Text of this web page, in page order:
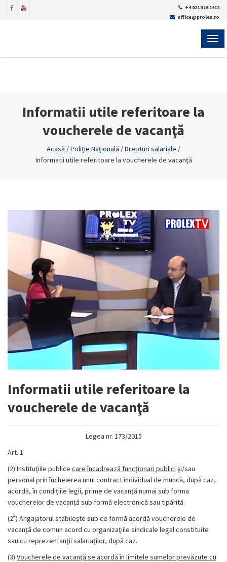
+4 021 316 1412
office@prolex.ro
Informatii utile referitoare la
voucherele de vacanţă
Acasă /Poliţie Naţională /Drepturi salariale /
Informatii utile referitoare la voucherele de vacanţă
Informatii utile referitoare la
voucherele de vacanţă
Legea nr. 173/2015
Art. 1
(2) Instituţiile publice care încadrează funcţionari publici şi/sau
personal prin încheierea unui contract individual de muncă, după caz,
acordă, în condiţiile legii, prime de vacanţă numai sub forma
voucherelor de vacanţă sub formă electronică sau tipărită.
(24) Angajatorul stabileşte sub ce formă acordă voucherele de
vacanţă de comun acord cu organizaţiile sindicale legal constituite
sau cu reprezentanţii salariaţilor, după caz.
(3) Voucherele de vacanţă se acordă în limitele sumelor prevăzute cu